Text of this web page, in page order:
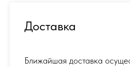
Доставка
Ближайшая доставка